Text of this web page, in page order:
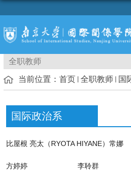
全职教师
当前位置： 首页 全职教师 国
国际政治系
比屋根 亮太（RYOTA HIYANE） 常娜
方婷婷 李聆群